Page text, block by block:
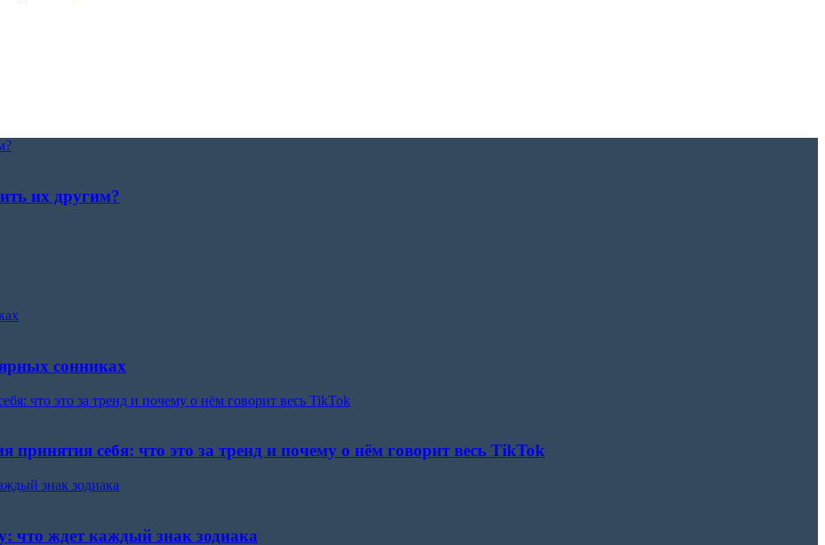
их другим?
сонниках
что это за тренд и почему о нём говорит весь TikTok
себя: что это за тренд и почему о нём говорит весь TikTok
знак зодиака
что ждет каждый знак зодиака